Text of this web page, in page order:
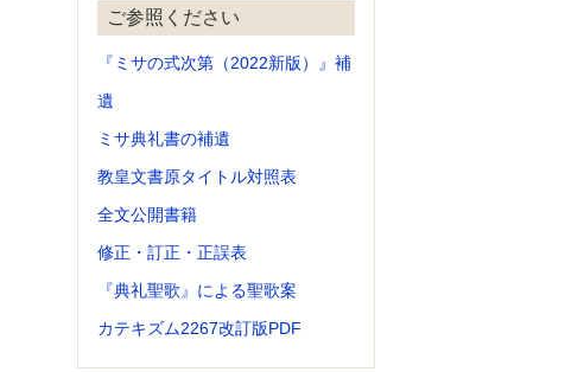
ご参照ください
『ミサの式次第（2022新版）』補
遺
ミサ典礼書の補遺
教皇文書原タイトル対照表
全文公開書籍
修正・訂正・正誤表
『典礼聖歌』による聖歌案
カテキズム2267改訂版PDF